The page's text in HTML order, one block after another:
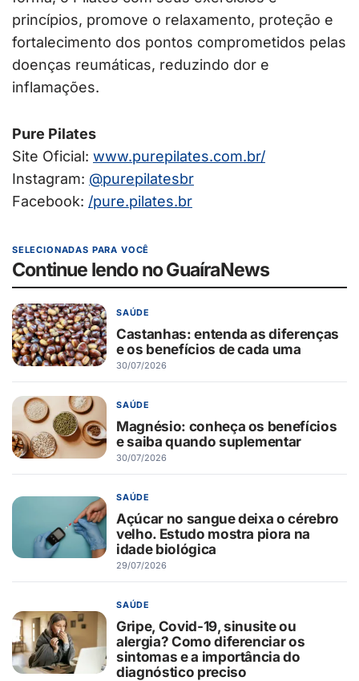
princípios, promove o relaxamento, proteção e
fortalecimento dos pontos comprometidos pelas
doenças reumáticas, reduzindo dor e
inflamações.
Pure Pilates
Site Oficial: www.purepilates.com.br/
Instagram: @purepilatesbr
Facebook: /pure.pilates.br
SELECIONADAS PARA VOCÊ
Continue lendo no GuaíraNews
SAÚDE
Castanhas: entenda as diferenças
e os benefícios de cada uma
30/07/2026
SAÚDE
Magnésio: conheça os benefícios
e saiba quando suplementar
30/07/2026
SAÚDE
Açúcar no sangue deixa o cérebro
velho. Estudo mostra piora na
idade biológica
29/07/2026
SAÚDE
Gripe, Covid-19, sinusite ou
alergia? Como diferenciar os
sintomas e a importância do
diagnóstico preciso